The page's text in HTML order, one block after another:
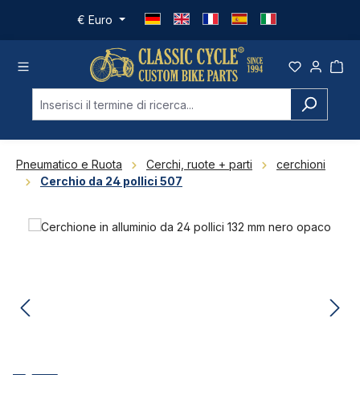
Passa al contenuto principale
€ Euro
Pneumatico e Ruota Cerchi, ruote + parti
cerchioni
Cerchio da 24 pollici 507
Salta la galleria di immagini